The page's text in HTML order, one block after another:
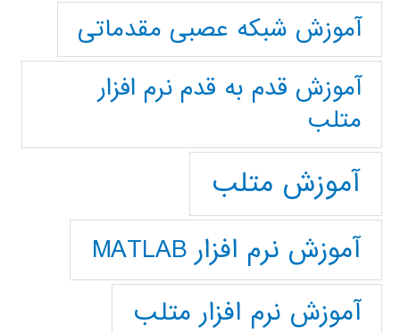
آموزش شبکه عصبی مقدماتی
آموزش قدم به قدم نرم افزار
متلب
آموزش متلب
آموزش نرم افزار MATLAB
آموزش نرم افزار متلب